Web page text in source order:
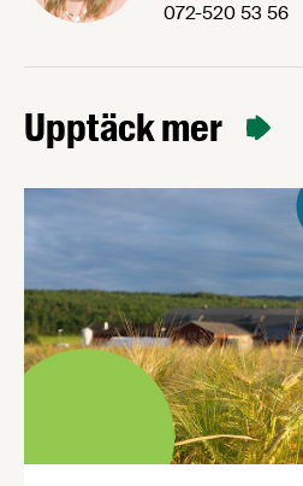
072-520 53 56
Upptäck mer